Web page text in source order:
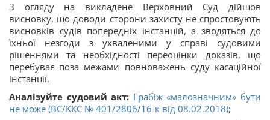
З огляду на викладене Верховний Суд дійшов
висновку, що доводи сторони захисту не спростовують
висновків судів попередніх інстанцій, а зводяться до
їхньої незгоди з ухваленими у справі судовими
рішеннями та необхідності переоцінки доказів, що
перебуває поза межами повноважень суду касаційної
інстанції.
Аналізуйте судовий акт: Грабіж «малозначним» бути
не може (ВС/ККС № 401/2806/16-к від 08.02.2018);